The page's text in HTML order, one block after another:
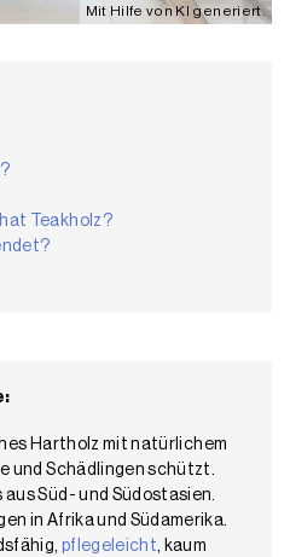
Mit Hilfe von KI generiert.
Teakholz?
Hartholz mit natürlichem
und Schädlingen schützt.
Süd- und Südostasien.
in Afrika und Südamerika.
pflegeleicht, kaum